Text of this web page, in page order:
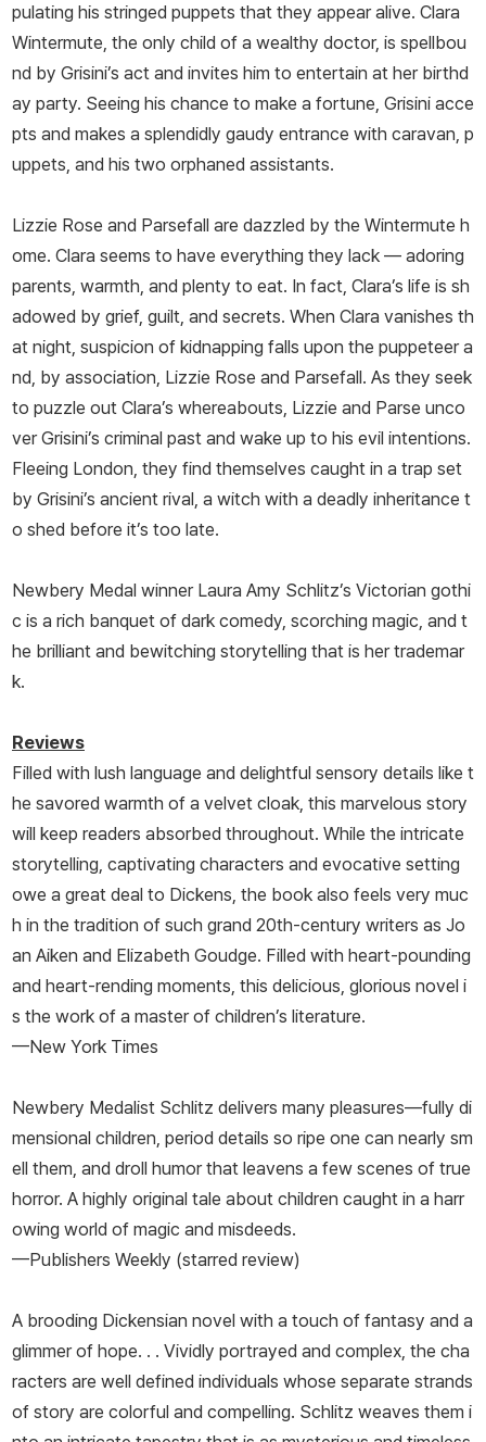
pulating his stringed puppets that they appear alive. Clara
Wintermute, the only child of a wealthy doctor, is spellbou
nd by Grisini’s act and invites him to entertain at her birthd
ay party. Seeing his chance to make a fortune, Grisini acce
pts and makes a splendidly gaudy entrance with caravan, p
uppets, and his two orphaned assistants.
Lizzie Rose and Parsefall are dazzled by the Wintermute h
ome. Clara seems to have everything they lack — adoring
parents, warmth, and plenty to eat. In fact, Clara’s life is sh
adowed by grief, guilt, and secrets. When Clara vanishes th
at night, suspicion of kidnapping falls upon the puppeteer a
nd, by association, Lizzie Rose and Parsefall. As they seek
to puzzle out Clara’s whereabouts, Lizzie and Parse unco
ver Grisini’s criminal past and wake up to his evil intentions.
Fleeing London, they find themselves caught in a trap set
by Grisini’s ancient rival, a witch with a deadly inheritance t
o shed before it’s too late.
Newbery Medal winner Laura Amy Schlitz’s Victorian gothi
c is a rich banquet of dark comedy, scorching magic, and t
he brilliant and bewitching storytelling that is her trademar
k.
Reviews
Filled with lush language and delightful sensory details like t
he savored warmth of a velvet cloak, this marvelous story
will keep readers absorbed throughout. While the intricate
storytelling, captivating characters and evocative setting
owe a great deal to Dickens, the book also feels very muc
h in the tradition of such grand 20th-century writers as Jo
an Aiken and Elizabeth Goudge. Filled with heart-pounding
and heart-rending moments, this delicious, glorious novel i
s the work of a master of children’s literature.
—New York Times
Newbery Medalist Schlitz delivers many pleasures—fully di
mensional children, period details so ripe one can nearly sm
ell them, and droll humor that leavens a few scenes of true
horror. A highly original tale about children caught in a harr
owing world of magic and misdeeds.
—Publishers Weekly (starred review)
A brooding Dickensian novel with a touch of fantasy and a
glimmer of hope. . . Vividly portrayed and complex, the cha
racters are well defined individuals whose separate strands
of story are colorful and compelling. Schlitz weaves them i